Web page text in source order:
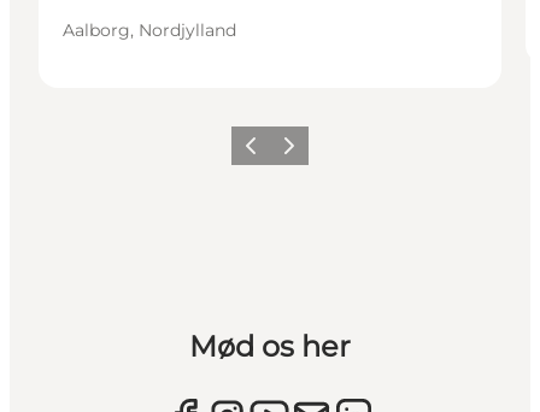
Aalborg, Nordjylland
ForrigeNæste
Mød os her